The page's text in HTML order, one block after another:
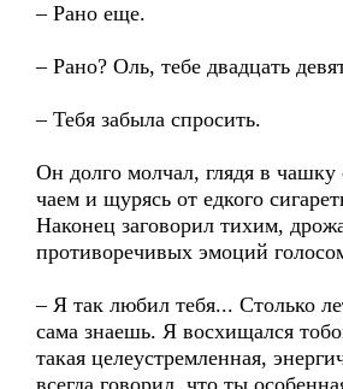
– Рано еще.
– Рано? Оль, тебе двадцать
– Тебя забыла спросить.
Он долго молчал, глядя в
чаем и щурясь от едкого
Наконец заговорил тихим,
противоречивых эмоций
– Я так любил тебя... Столько
сама знаешь. Я восхищался
такая целеустремленная,
всегда говорил, что ты